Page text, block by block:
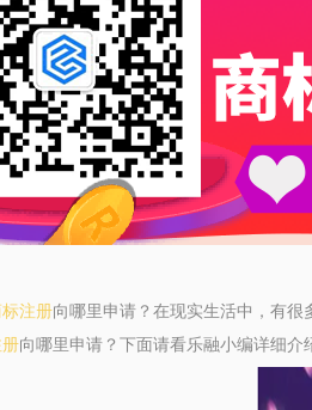
注册向哪里申请？在现实生活中，有
向哪里申请？下面请看乐融小编详细介